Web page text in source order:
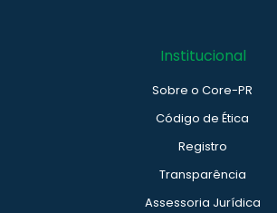
Institucional
Sobre o Core-PR
Código de Ética
Registro
Transparência
Assessoria Jurídica